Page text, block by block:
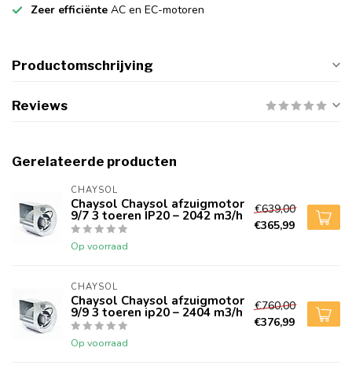
Zeer efficiënte AC en EC-motoren
Productomschrijving
Reviews
Gerelateerde producten
CHAYSOL
Chaysol Chaysol afzuigmotor
9/7 3 toeren IP20 – 2042 m3/h
Op voorraad
€639,00
€365,99
CHAYSOL
Chaysol Chaysol afzuigmotor
9/9 3 toeren ip20 – 2404 m3/h
Op voorraad
€760,00
€376,99